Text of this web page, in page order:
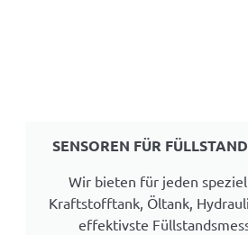
SENSOREN FÜR
Wir bieten für jeden
Kraftstofftank, Öltank,
effektivste